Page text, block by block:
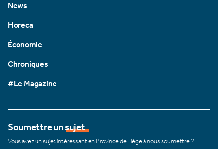
News
Horeca
Économie
Chroniques
#Le Magazine
Soumettre un sujet
Vous avez un sujet intéressant en Province de Liège à nous soumettre ?